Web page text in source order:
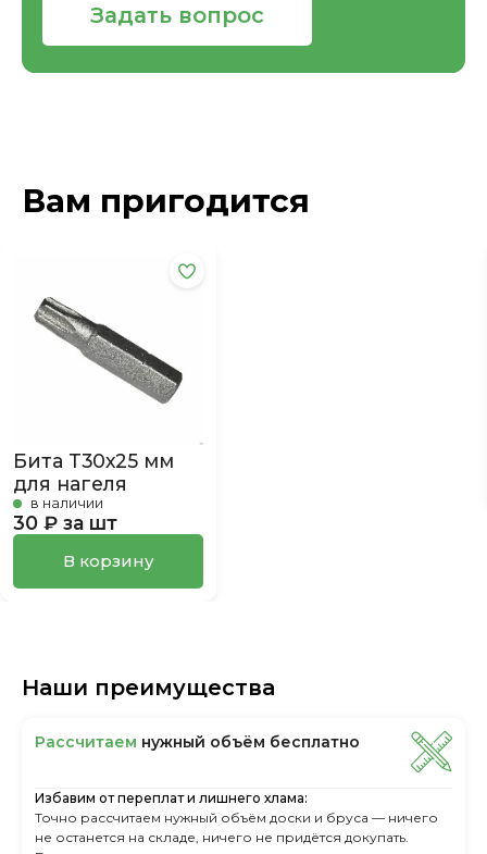
Задать вопрос
Вам пригодится
Бита Т30х25 мм
для нагеля
в наличии
30 ₽ за шт
В корзину
Наши преимущества
Рассчитаем нужный объём бесплатно
Избавим от переплат и лишнего хлама:
Точно рассчитаем нужный объём доски и бруса — ничего
не останется на складе, ничего не придётся докупать.